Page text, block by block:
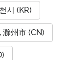
시 (KR)
州市 (CN)